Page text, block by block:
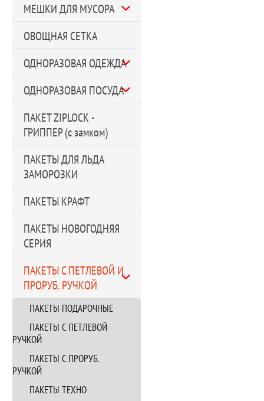
МЕШКИ ДЛЯ МУСОРА
ОВОЩНАЯ СЕТКА
ОДНОРАЗОВАЯ ОДЕЖДА
ОДНОРАЗОВАЯ ПОСУДА
ПАКЕТ ZIPLOCK -
ГРИППЕР (с замком)
ПАКЕТЫ ДЛЯ ЛЬДА
ЗАМОРОЗКИ
ПАКЕТЫ КРАФТ
ПАКЕТЫ НОВОГОДНЯЯ
СЕРИЯ
ПАКЕТЫ С ПЕТЛЕВОЙ И
ПРОРУБ. РУЧКОЙ
ПАКЕТЫ ПОДАРОЧНЫЕ
ПАКЕТЫ С ПЕТЛЕВОЙ
РУЧКОЙ
ПАКЕТЫ С ПРОРУБ.
РУЧКОЙ
ПАКЕТЫ ТЕХНО